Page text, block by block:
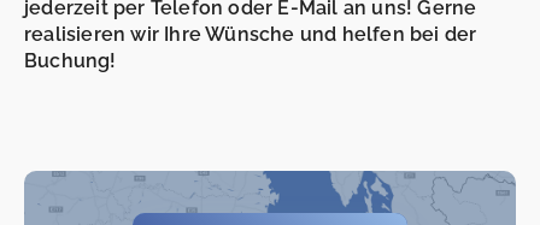
jederzeit per Telefon oder E-Mail an uns! Gerne
realisieren wir Ihre Wünsche und helfen bei der
Buchung!
- -